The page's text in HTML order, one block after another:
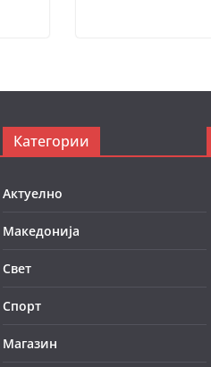
Категории
Актуелно
Македонија
Свет
Спорт
Магазин